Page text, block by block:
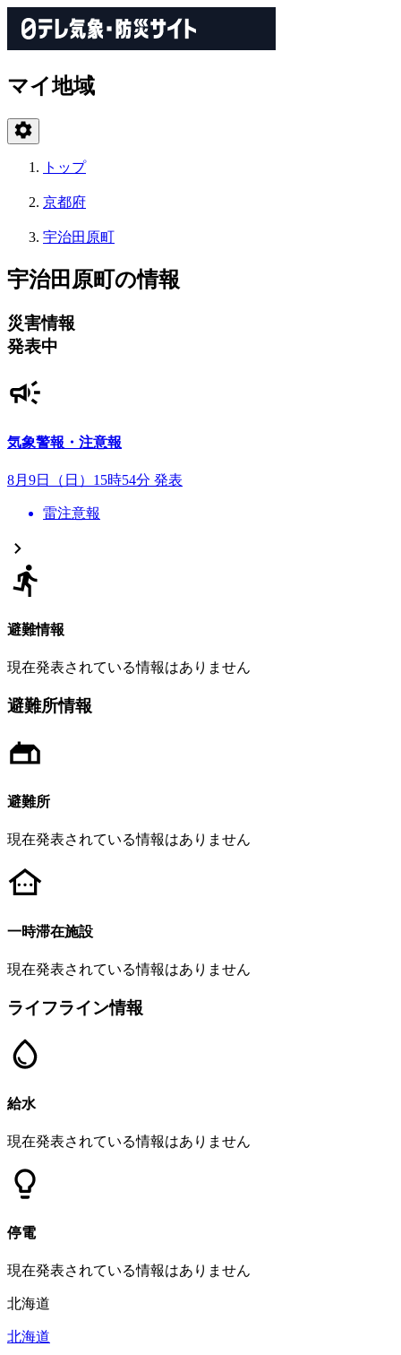
マイ地域
トップ
京都府
宇治田原町
宇治田原町の情報
災害情報
発表中
気象警報・注意報
8月9日（日）15時54分 発表
雷注意報
避難情報
現在発表されている情報はありません
避難所情報
避難所
現在発表されている情報はありません
一時滞在施設
現在発表されている情報はありません
ライフライン情報
給水
現在発表されている情報はありません
停電
現在発表されている情報はありません
北海道
北海道